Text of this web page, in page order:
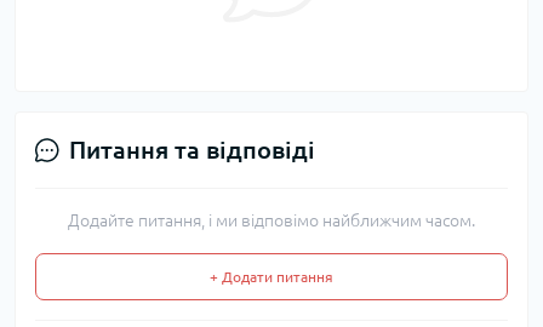
Питання та відповіді
Додайте питання, і ми відповімо найближчим часом.
+ Додати питання